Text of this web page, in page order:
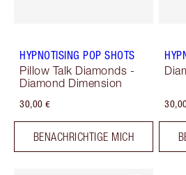
HYPNOTISING POP SHOTS
Pillow Talk Diamonds -
Diamond Dimension
30,00 €
BENACHRICHTIGE MICH